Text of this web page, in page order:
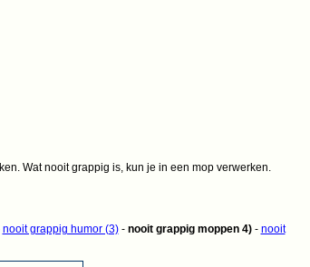
Wat nooit grappig is, kun je in een mop verwerken.
nooit grappig humor (3)- nooit grappig moppen 4)- nooit